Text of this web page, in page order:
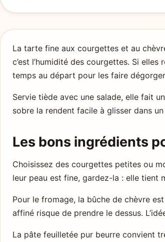
La tarte fine aux courgettes et au
c’est l’humidité des courgettes. Si
temps au départ pour les faire
Servie tiède avec une salade, elle fait
sobre la rendent facile à glisser dans
Les bons ingrédients
Choisissez des courgettes petites ou
leur peau est fine, gardez-la : elle tient
Pour le fromage, la bûche de chèvre
affiné risque de prendre le dessus.
La pâte feuilletée pur beurre convient